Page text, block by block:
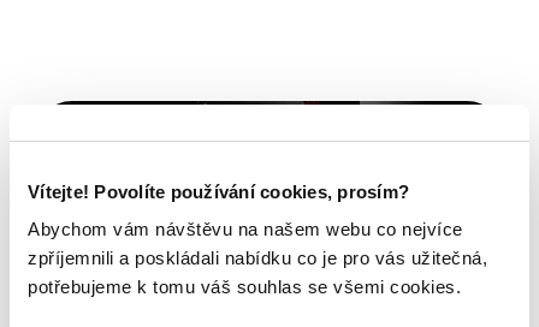
Vítejte! Povolíte používání cookies, prosím?
Abychom vám návštěvu na našem webu co nejvíce
zpříjemnili a poskládali nabídku co je pro vás užitečná,
potřebujeme k tomu váš souhlas se všemi cookies.